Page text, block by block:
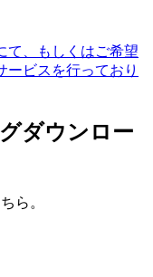
て、もしくはご希望
ービスを行っており
ダウンロー
ら。